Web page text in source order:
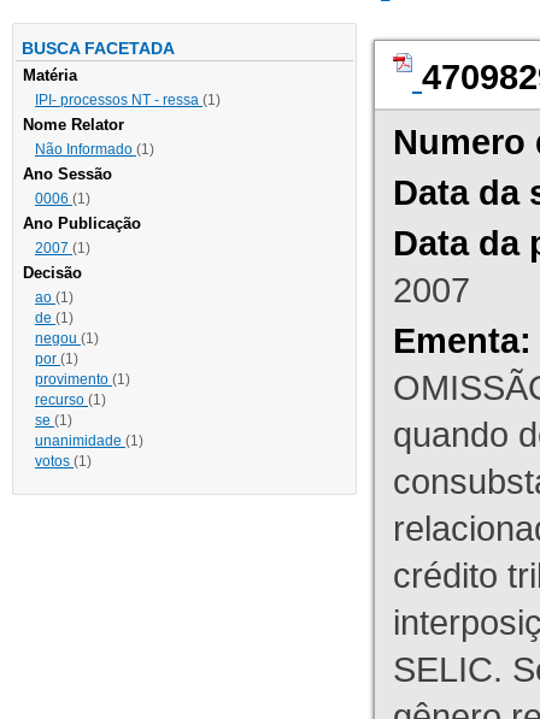
BUSCA FACETADA
Matéria
IPI- processos NT - ressa (1)
Nome Relator
Não Informado (1)
Ano Sessão
0006 (1)
Ano Publicação
2007 (1)
Decisão
ao (1)
de (1)
negou (1)
por (1)
provimento (1)
recurso (1)
se (1)
unanimidade (1)
votos (1)
Numero
Data da
Data da
2007
Ementa:
quando
crédito
SELIC.